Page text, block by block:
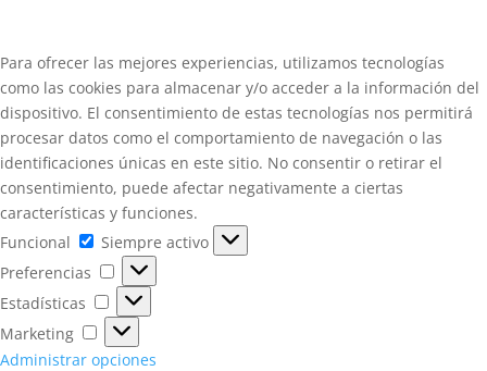
Para ofrecer las mejores experiencias, utilizamos tecnologías
como las cookies para almacenar y/o acceder a la información del
dispositivo. El consentimiento de estas tecnologías nos permitirá
procesar datos como el comportamiento de navegación o las
identificaciones únicas en este sitio. No consentir o retirar el
consentimiento, puede afectar negativamente a ciertas
características y funciones.
Funcional
Funcional
Siempre activo
Preferencias
Preferencias
Estadísticas
Estadísticas
Marketing
Marketing
Administrar opciones